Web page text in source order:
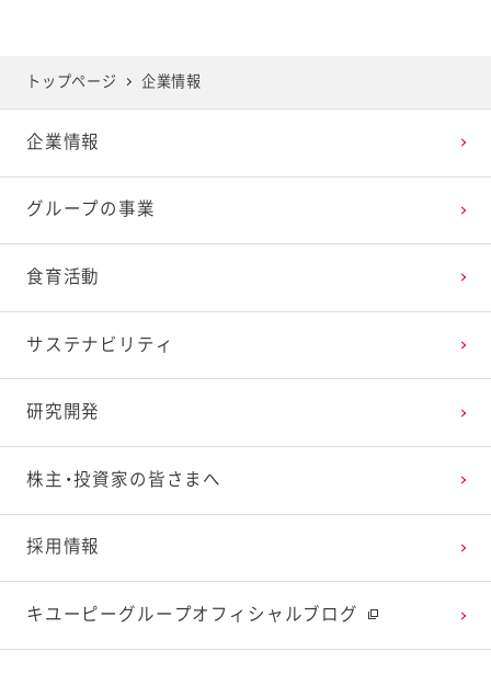
トップページ 企業情報
企業情報
グループの事業
食育活動
サステナビリティ
研究開発
株主・投資家の皆さまへ
採用情報
キユーピーグループオフィシャルブログ